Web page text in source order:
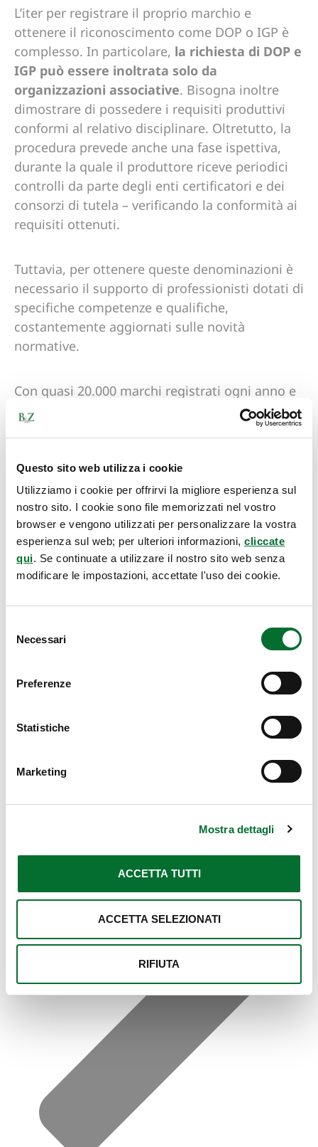
Questo sito web utilizza i cookie
Utilizziamo i cookie per offrirvi la migliore esperienza sul
nostro sito. I cookie sono file memorizzati nel vostro
browser e vengono utilizzati per personalizzare la vostra
esperienza sul web; per ulteriori informazioni, cliccate
qui. Se continuate a utilizzare il nostro sito web senza
modificare le impostazioni, accettate l'uso dei cookie.
delNecessari
Preferenze
Statistiche
Marketing
Mostra dettagli
ACCETTA TUTTI
ACCETTA SELEZIONATI
RIFIUTA
L’iter per registrare il proprio marchio e
ottenere il riconoscimento come DOP o IGP è
complesso. In particolare, la richiesta di DOP e
IGP può essere inoltrata solo da
organizzazioni associative. Bisogna inoltre
dimostrare di possedere i requisiti produttivi
conformi al relativo disciplinare. Oltretutto, la
procedura prevede anche una fase ispettiva,
durante la quale il produttore riceve periodici
controlli da parte degli enti certificatori e dei
consorzi di tutela – verificando la conformità ai
requisiti ottenuti.
Tuttavia, per ottenere queste denominazioni è
necessario il supporto di professionisti dotati di
specifiche competenze e qualifiche,
costantemente aggiornati sulle novità
normative.
Con quasi 20.000 marchi registrati ogni anno e
un’esperienza che risale al 1878,
Barzanò &
Zanardo
è il partner che vanta una consolidata
dedicato di consulenti, può affiancare le
aziende vitivinicole nella pianificazione di una
strategia di tutela mirata e su misura. A
protezione delle eccellenze agroalimentari e dei
nostri tesori vinicoli locali.